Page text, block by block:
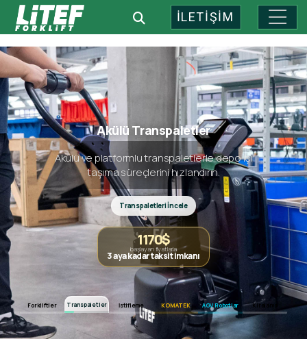
İLETİŞİM
Endüstriyel Depo
Forkliftler Transpaletler İstifleme KOMATEK AGV Robotlar Kiralama
Akülü Transpaletler
Akülü ve platformlu transpaletlerle depo içi
taşıma süreçlerini hızlandırın.
Transpaletleri İncele
1170$
başlayan fiyatlarla
3 aya kadar taksit imkanı
ForkliftlerTranspaletler